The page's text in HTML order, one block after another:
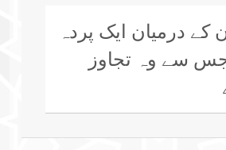
کے درمیان ایک پردہ
سے وہ تجاوز